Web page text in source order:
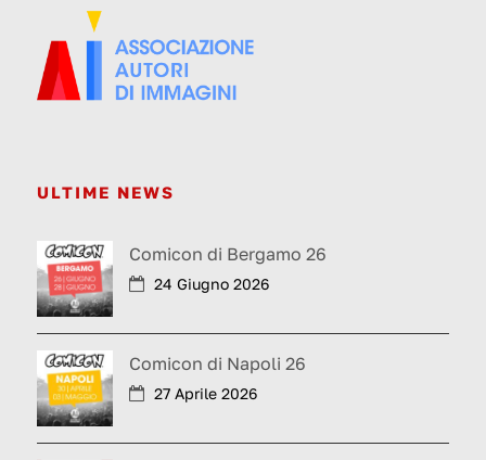
ULTIME NEWS
Comicon di Bergamo 26
24 Giugno 2026
Comicon di Napoli 26
27 Aprile 2026